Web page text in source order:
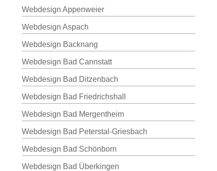
Webdesign Appenweier
Webdesign Aspach
Webdesign Backnang
Webdesign Bad Cannstatt
Webdesign Bad Ditzenbach
Webdesign Bad Friedrichshall
Webdesign Bad Mergentheim
Webdesign Bad Peterstal-Griesbach
Webdesign Bad Schönborn
Webdesign Bad Überkingen